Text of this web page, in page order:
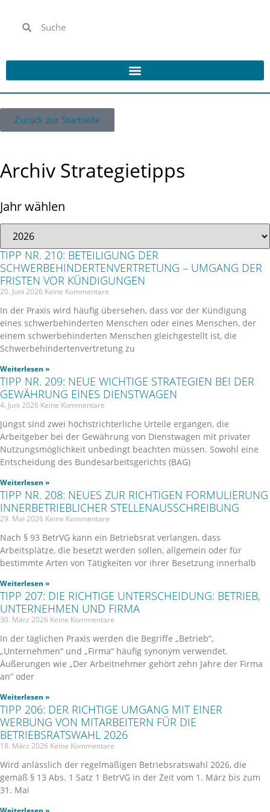
Zurück zur Startseite
Archiv Strategietipps
Jahr wählen
TIPP NR. 210: BETEILIGUNG DER
SCHWERBEHINDERTENVERTRETUNG – UMGANG DER
FRISTEN VOR KÜNDIGUNGEN
20. Juni 2026 Keine Kommentare
In der Praxis wird häufig übersehen, dass vor der Kündigung
eines schwerbehinderten Menschen oder eines Menschen, der
einem schwerbehinderten Menschen gleichgestellt ist, die
Schwerbehindertenvertretung zu
Weiterlesen »
TIPP NR. 209: NEUE WICHTIGE STRATEGIEN BEI DER
GEWÄHRUNG EINES DIENSTWAGEN
4. Juni 2026 Keine Kommentare
Jüngst sind zwei höchstrichterliche Urteile ergangen, die
Arbeitgeber bei der Gewährung von Dienstwagen mit privater
Nutzungsmöglichkeit unbedingt beachten müssen. Sowohl eine
Entscheidung des Bundesarbeitsgerichts (BAG)
Weiterlesen »
TIPP NR. 208: NEUES ZUR RICHTIGEN FORMULIERUNG
INNERBETRIEBLICHER STELLENAUSSCHREIBUNG
29. Mai 2026 Keine Kommentare
Nach § 93 BetrVG kann ein Betriebsrat verlangen, dass
Arbeitsplätze, die besetzt werden sollen, allgemein oder für
bestimmte Arten von Tätigkeiten vor ihrer Besetzung innerhalb
Weiterlesen »
TIPP 207: DIE RICHTIGE UNTERSCHEIDUNG: BETRIEB,
UNTERNEHMEN UND FIRMA
30. März 2026 Keine Kommentare
In der täglichen Praxis werden die Begriffe „Betrieb“,
„Unternehmen“ und „Firma“ häufig synonym verwendet.
Äußerungen wie „Der Arbeitnehmer gehört zehn Jahre der Firma
an” oder
Weiterlesen »
TIPP 206: DER RICHTIGE UMGANG MIT EINER
WERBUNG VON MITARBEITERN FÜR DIE
BETRIEBSRATSWAHL 2026
18. März 2026 Keine Kommentare
Wird anlässlich der regelmäßigen Betriebsratswahl 2026, die
gemäß § 13 Abs. 1 Satz 1 BetrVG in der Zeit vom 1. März bis zum
31. Mai